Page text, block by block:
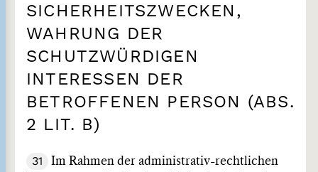
SICHERHEITSZWECKEN,
WAHRUNG DER
SCHUTZWÜRDIGEN
INTERESSEN DER
BETROFFENEN PERSON (ABS.
2 LIT. B)
31
Im Rahmen der administrativ-rechtlichen